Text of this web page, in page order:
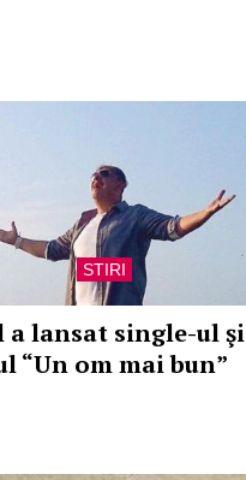
STIRI
a lansat single-ul şi
“Un om mai bun”